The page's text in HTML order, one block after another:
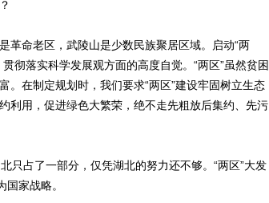
命老区，武陵山是少数民族聚居区域。启动“两
彻落实科学发展观方面的高度自觉。“两区”虽然贫困
。在制定规划时，我们要求“两区”建设牢固树立生态
利用，促进绿色大繁荣，绝不走先粗放后集约、先污
占了一部分，仅凭湖北的努力还不够。“两区”大发
家战略。